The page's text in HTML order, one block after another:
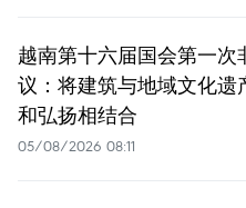
越南第十六届国会第一次
议：将建筑与地域文化遗
和弘扬相结合
05/08/2026 08:11